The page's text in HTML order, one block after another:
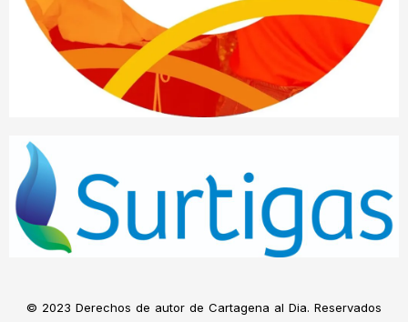
© 2023 Derechos de autor de Cartagena al Dia. Reservados